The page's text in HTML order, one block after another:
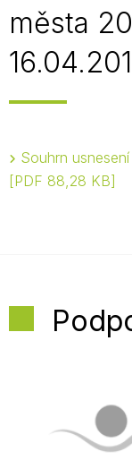
města
Souhrn
PDF 88,28 KB